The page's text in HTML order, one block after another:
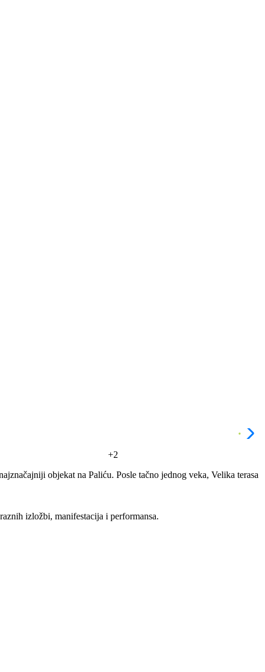
+2
objekat na Paliću. Posle tačno jednog veka, Velika terasa
izložbi, manifestacija i performansa.